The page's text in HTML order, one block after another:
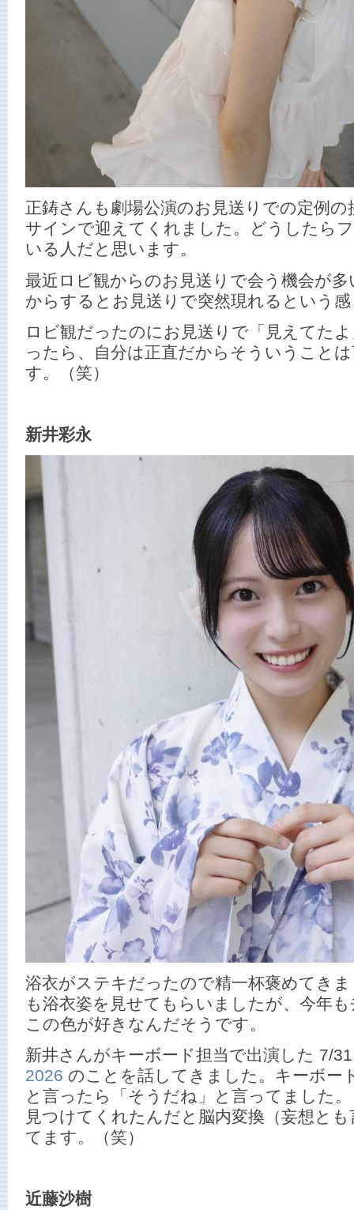
正鋳さんも劇場公演のお見送りでの定例
サインで迎えてくれました。どうしたら
いる人だと思います。
最近ロビ観からのお見送りで会う機会が
からするとお見送りで突然現れるという
ロビ観だったのにお見送りで「見えてた
ったら、自分は正直だからそういうこと
す。（笑）
新井彩永
浴衣がステキだったので精一杯褒めてき
も浴衣姿を見せてもらいましたが、今年
この色が好きなんだそうです。
新井さんがキーボード担当で出演した 7/
2026 のことを話してきました。キーボー
と言ったら「そうだね」と言ってました
見つけてくれたんだと脳内変換（妄想と
てます。（笑）
近藤沙樹